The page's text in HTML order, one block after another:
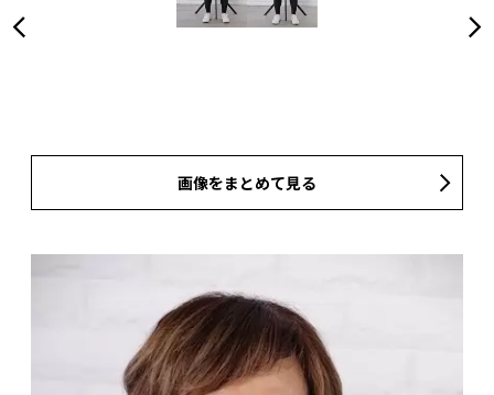
画像をまとめて見る